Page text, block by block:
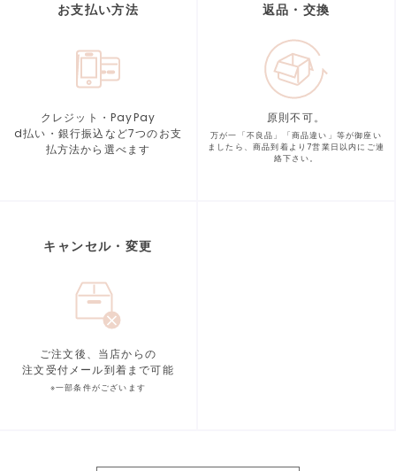
お支払い方法
クレジット・PayPay
d払い・銀行振込など7つのお支
払方法から選べます
返品・交換
原則不可。
万が一「不良品」「商品違い」等が御座い
ましたら、商品到着より7営業日以内にご連
絡下さい。
キャンセル・変更
ご注文後、当店からの
注文受付メール到着まで可能
※一部条件がございます